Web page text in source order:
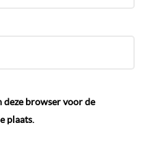
deze browser voor de
plaats.